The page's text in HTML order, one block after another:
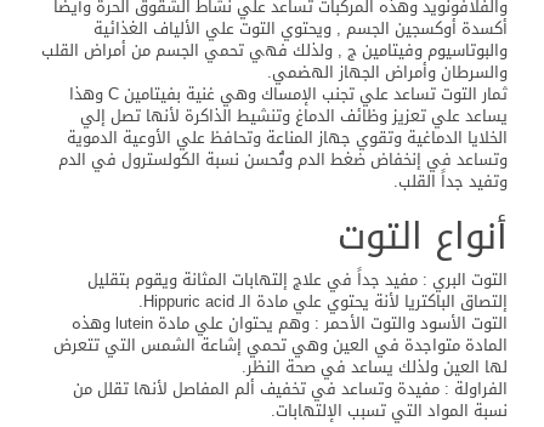
والفلافونويد وهذه المركبات تساعد علي نشاط الشقوق الحرة وأيضاً
أكسدة أوكسجين الجسم , ويحتوي التوت علي الألياف الغذائية
والبوتاسيوم وفيتامين ج , ولذلك فهي تحمي الجسم من أمراض القلب
والسرطان وأمراض الجهاز الهضمي.
ثمار التوت تساعد علي تجنب الإمساك وهي غنية بفيتامين C وهذا
يساعد علي تعزيز وظائف الدماغ وتنشيط الذاكرة لأنها تصل إلي
الخلايا الدماغية وتقوي جهاز المناعة وتحافظ علي الأوعية الدموية
وتساعد في إنخفاض ضغط الدم وتُحسن نسبة الكولسترول في الدم
وتفيد جداً القلب.
أنواع التوت
التوت البري : مفيد جداً في علاج إلتهابات المثانة ويقوم بتقليل
إلتصاق الباكتريا لأنة يحتوي علي مادة الـ Hippuric acid.
التوت الأسود والتوت الأحمر : وهم يحتوان علي مادة lutein وهذه
المادة متواجدة في العين وهي تحمي إشاعة الشمس التي تتعرض
لها العين ولذلك يساعد في صحة النظر.
الفراولة : مفيدة وتساعد في تخفيف ألم المفاصل لأنها تقلل من
نسبة المواد التي تسبب الإلتهابات.